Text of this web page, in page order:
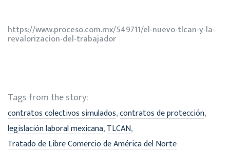
https://www.proceso.com.mx/549711/el-nuevo-tlcan-y-la-
revalorizacion-del-trabajador
Tags from the story:
contratos colectivos simulados,contratos de protección,
legislación laboral mexicana,TLCAN,
Tratado de Libre Comercio de América del Norte